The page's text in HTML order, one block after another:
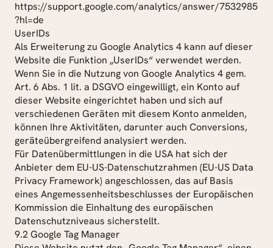
https://support.google.com/analytics/answer/7532985
?hl=de
UserIDs
Als Erweiterung zu Google Analytics 4 kann auf dieser
Website die Funktion „UserIDs“ verwendet werden.
Wenn Sie in die Nutzung von Google Analytics 4 gem.
Art. 6 Abs. 1 lit. a DSGVO eingewilligt, ein Konto auf
dieser Website eingerichtet haben und sich auf
verschiedenen Geräten mit diesem Konto anmelden,
können Ihre Aktivitäten, darunter auch Conversions,
geräteübergreifend analysiert werden.
Für Datenübermittlungen in die USA hat sich der
Anbieter dem EU-US-Datenschutzrahmen (EU-US Data
Privacy Framework) angeschlossen, das auf Basis
eines Angemessenheitsbeschlusses der Europäischen
Kommission die Einhaltung des europäischen
Datenschutzniveaus sicherstellt.
9.2 Google Tag Manager